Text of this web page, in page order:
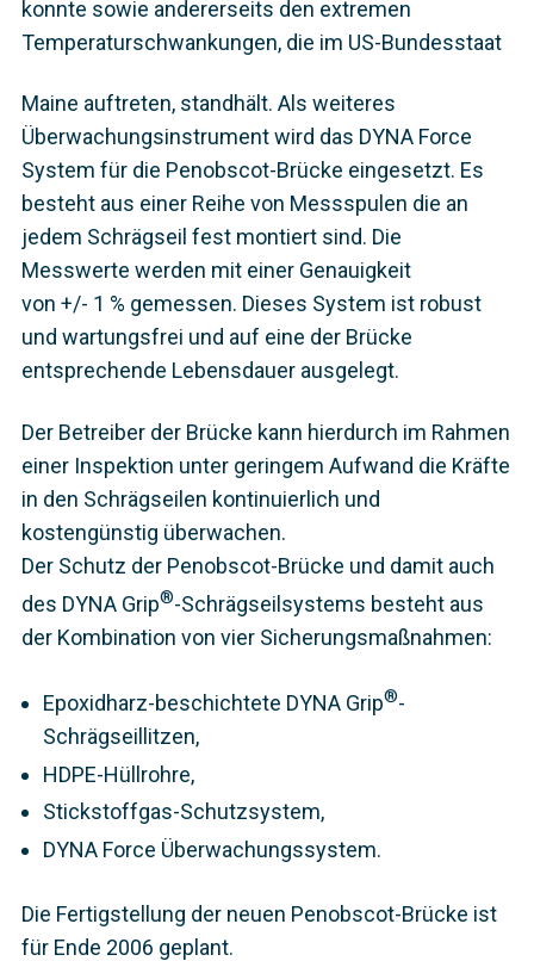
konnte sowie andererseits den extremen
Temperaturschwankungen, die im US-Bundesstaat
Maine auftreten, standhält. Als weiteres
Überwachungsinstrument wird das DYNA Force
System für die Penobscot-Brücke eingesetzt. Es
besteht aus einer Reihe von Messspulen die an
jedem Schrägseil fest montiert sind. Die
Messwerte werden mit einer Genauigkeit
von +/- 1 % gemessen. Dieses System ist robust
und wartungsfrei und auf eine der Brücke
entsprechende Lebensdauer ausgelegt.
Der Betreiber der Brücke kann hierdurch im Rahmen
einer Inspektion unter geringem Aufwand die Kräfte
in den Schrägseilen kontinuierlich und
kostengünstig überwachen.
Der Schutz der Penobscot-Brücke und damit auch
des DYNA Grip®-Schrägseilsystems besteht aus
der Kombination von vier Sicherungsmaßnahmen:
Epoxidharz-beschichtete DYNA Grip®-
Schrägseillitzen,
HDPE-Hüllrohre,
Stickstoffgas-Schutzsystem,
DYNA Force Überwachungssystem.
Die Fertigstellung der neuen Penobscot-Brücke ist
für Ende 2006 geplant.